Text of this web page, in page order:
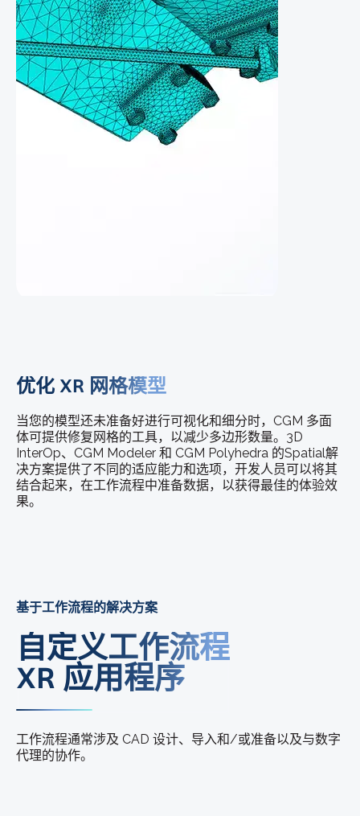
优化 XR 网格模型
当您的模型还未准备好进行可视化和细分时，CGM 多面
体可提供修复网格的工具，以减少多边形数量。3D
InterOp、CGM Modeler 和 CGM Polyhedra 的Spatial解
决方案提供了不同的适应能力和选项，开发人员可以将其
结合起来，在工作流程中准备数据，以获得最佳的体验效
果。
基于工作流程的解决方案
自定义工作流程
XR 应用程序
工作流程通常涉及 CAD 设计、导入和/或准备以及与数字
代理的协作。